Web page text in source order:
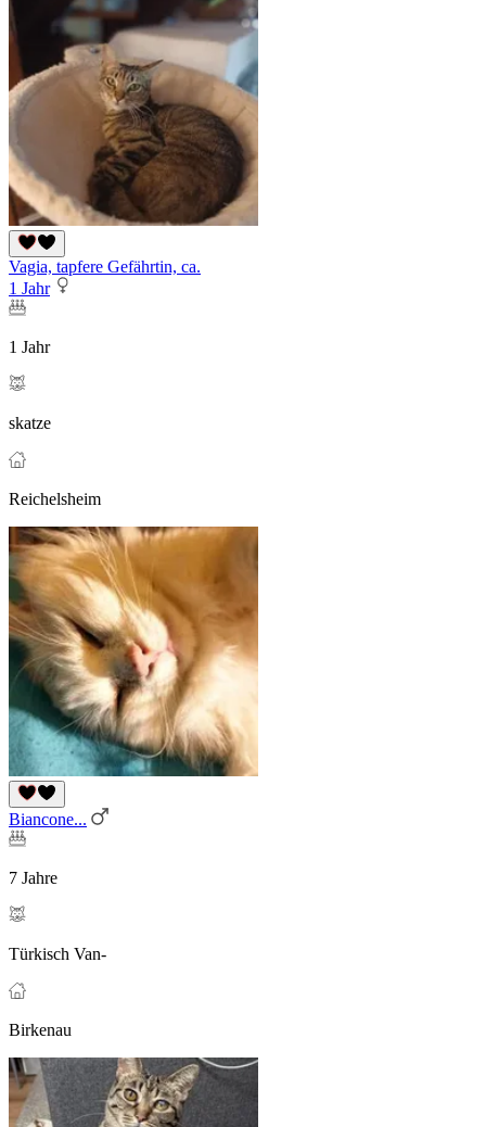
Vagia, tapfere Gefährtin, ca.
1 Jahr
1 Jahr
skatze
Reichelsheim
Biancone...
7 Jahre
Türkisch Van-
Birkenau